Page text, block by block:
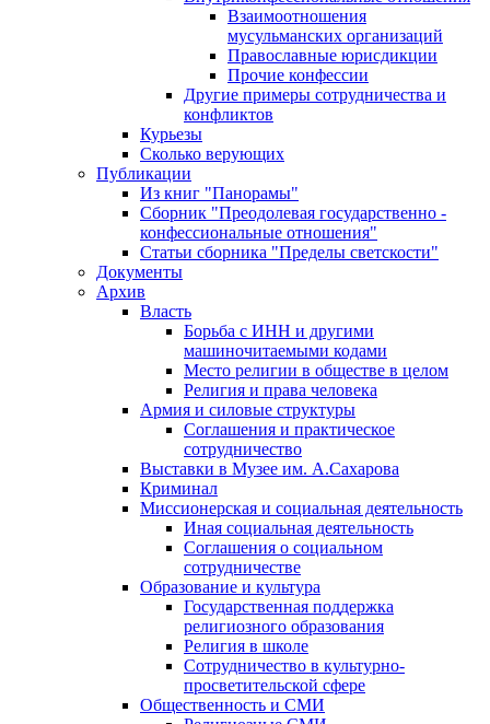
Взаимоотношения
мусульманских организаций
Православные юрисдикции
Прочие конфессии
Другие примеры сотрудничества и
конфликтов
Курьезы
Сколько верующих
Публикации
Из книг "Панорамы"
Сборник "Преодолевая государственно -
конфессиональные отношения"
Статьи сборника "Пределы светскости"
Документы
Архив
Власть
Борьба с ИНН и другими
машиночитаемыми кодами
Место религии в обществе в целом
Религия и права человека
Армия и силовые структуры
Соглашения и практическое
сотрудничество
Выставки в Музее им. А.Сахарова
Криминал
Миссионерская и социальная деятельность
Иная социальная деятельность
Соглашения о социальном
сотрудничестве
Образование и культура
Государственная поддержка
религиозного образования
Религия в школе
Сотрудничество в культурно-
просветительской сфере
Общественность и СМИ